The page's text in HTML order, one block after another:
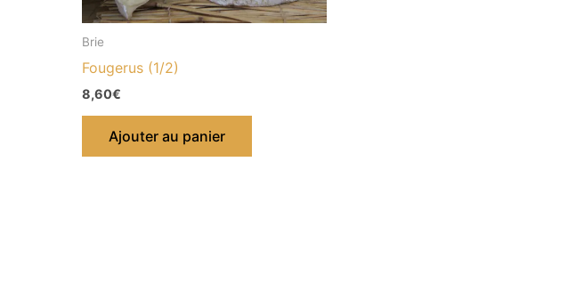
Brie
Fougerus (1/2)
8,60€
Ajouter au panier